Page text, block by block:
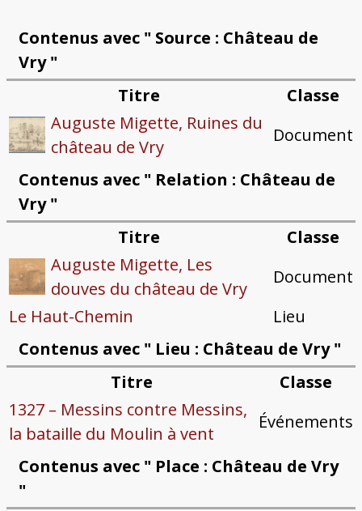
Contenus avec " Source : Château de
Vry "
Titre
Classe
Auguste Migette, Ruines du
château de Vry
Document
Contenus avec " Relation : Château de
Vry "
Titre
Classe
Auguste Migette, Les
douves du château de Vry
Document
Le Haut-Chemin
Lieu
Contenus avec " Lieu : Château de Vry "
Titre
Classe
1327 – Messins contre Messins,
la bataille du Moulin à vent
Événements
Contenus avec " Place : Château de Vry
"